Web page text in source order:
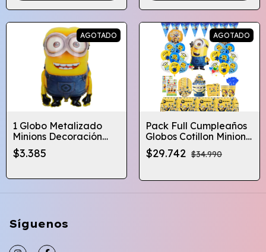
AGOTADO
1 Globo Metalizado
Minions Decoración
Cumpleaños
$3.385
AGOTADO
Pack Full Cumpleaños
Globos Cotillon Minions
X10 Globifiesta
$29.742 $34.990
Síguenos